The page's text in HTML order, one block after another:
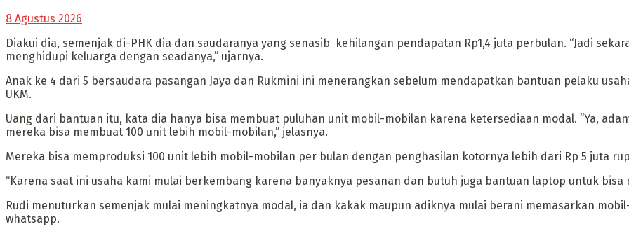
8 Agustus 2026
Diakui dia, semenjak di-PHK dia dan saudaranya yang senasib kehilangan pendapatan Rp1,4 juta perbulan. “Jadi
menghidupi keluarga dengan seadanya,” ujarnya.
Anak ke 4 dari 5 bersaudara pasangan Jaya dan Rukmini ini menerangkan sebelum mendapatkan bantuan pelaku
UKM.
Uang dari bantuan itu, kata dia hanya bisa membuat puluhan unit mobil-mobilan karena ketersediaan modal. “Ya,
mereka bisa membuat 100 unit lebih mobil-mobilan,” jelasnya.
Mereka bisa memproduksi 100 unit lebih mobil-mobilan per bulan dengan penghasilan kotornya lebih dari Rp 5 juta
“Karena saat ini usaha kami mulai berkembang karena banyaknya pesanan dan butuh juga bantuan laptop untuk bisa
Rudi menuturkan semenjak mulai meningkatnya modal, ia dan kakak maupun adiknya mulai berani memasarkan
whatsapp.